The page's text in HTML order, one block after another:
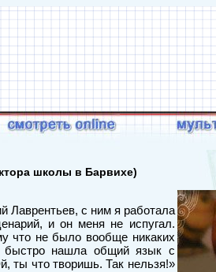
школы в Барвихе)
Лаврентьев, с ним я работала
и он меня не испугал.
что не было вообще никаких
быстро нашла общий язык с
ты что творишь. Так нельзя!»